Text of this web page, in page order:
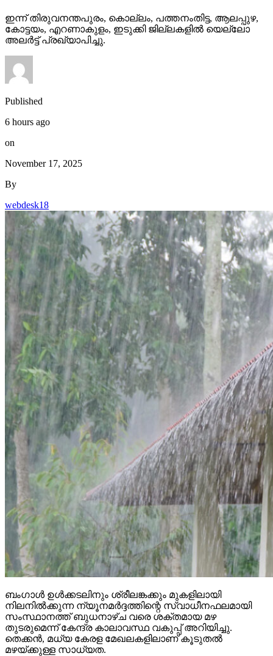
ഇന്ന് തിരുവനന്തപുരം, കൊല്ലം, പത്തനംതിട്ട, ആലപ്പുഴ,
കോട്ടയം, എറണാകുളം, ഇടുക്കി ജില്ലകളില്‍ യെല്ലോ
അലര്‍ട്ട് പ്രഖ്യാപിച്ചു.
Published
6 hours ago
on
November 17, 2025
By
webdesk18
ബംഗാള്‍ ഉള്‍ക്കടലിനും ശ്രീലങ്കക്കും മുകളിലായി
നിലനില്‍ക്കുന്ന ന്യൂനമര്‍ദ്ദത്തിന്റെ സ്വാധീനഫലമായി
സംസ്ഥാനത്ത് ബുധനാഴ്ച വരെ ശക്തമായ മഴ
തുടരുമെന്ന് കേന്ദ്ര കാലാവസ്ഥ വകുപ്പ് അറിയിച്ചു.
തെക്കന്‍, മധ്യ കേരള മേഖലകളിലാണ് കൂടുതല്‍
മഴയ്ക്കുള്ള സാധ്യത.